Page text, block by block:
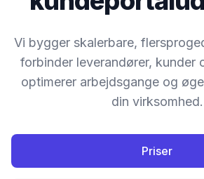
Vi bygger skalerbare,
forbinder leverandører, kunder
optimerer arbejdsgange og
din virksomhed.
Priser